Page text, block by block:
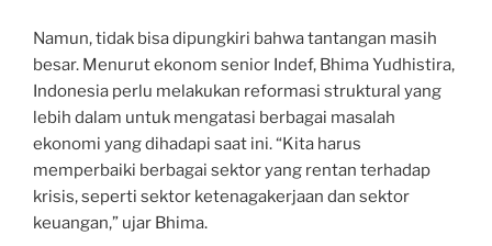
Namun, tidak bisa dipungkiri bahwa tantangan masih
besar. Menurut ekonom senior Indef, Bhima Yudhistira,
Indonesia perlu melakukan reformasi struktural yang
lebih dalam untuk mengatasi berbagai masalah
ekonomi yang dihadapi saat ini. “Kita harus
memperbaiki berbagai sektor yang rentan terhadap
krisis, seperti sektor ketenagakerjaan dan sektor
keuangan,” ujar Bhima.